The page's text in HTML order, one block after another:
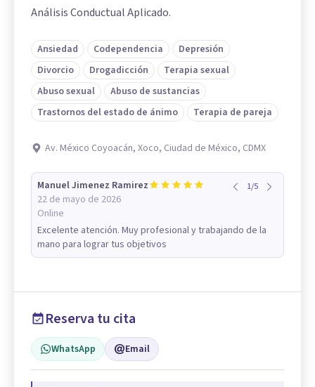
Análisis Conductual Aplicado.
Ansiedad Codependencia
Depresión
Divorcio
Drogadicción
Terapia sexual
Abuso sexual
Abuso de sustancias
Trastornos del estado de ánimo
Terapia de pareja
Av. México Coyoacán, Xoco, Ciudad de México, CDMX
Manuel Jimenez Ramirez
22 de mayo de 2026
Online
1/5
Excelente atención. Muy profesional y trabajando de la
mano para lograr tus objetivos
Reserva tu cita
WhatsApp Email